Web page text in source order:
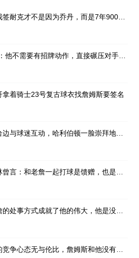
着骑士23号复古球衣找詹姆斯要签名